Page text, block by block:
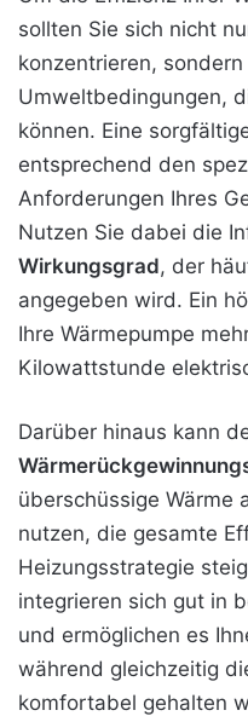
sollten Sie sich nicht
konzentrieren,
Umweltbedingungen,
können. Eine
entsprechend den
Anforderungen Ihres
Nutzen Sie dabei die
Wirkungsgrad, der
angegeben wird. Ein
Ihre Wärmepumpe
Kilowattstunde
Darüber hinaus kann
überschüssige Wärme
nutzen, die gesamte
Heizungsstrategie
integrieren sich gut in
und ermöglichen es
während gleichzeitig
komfortabel gehalten